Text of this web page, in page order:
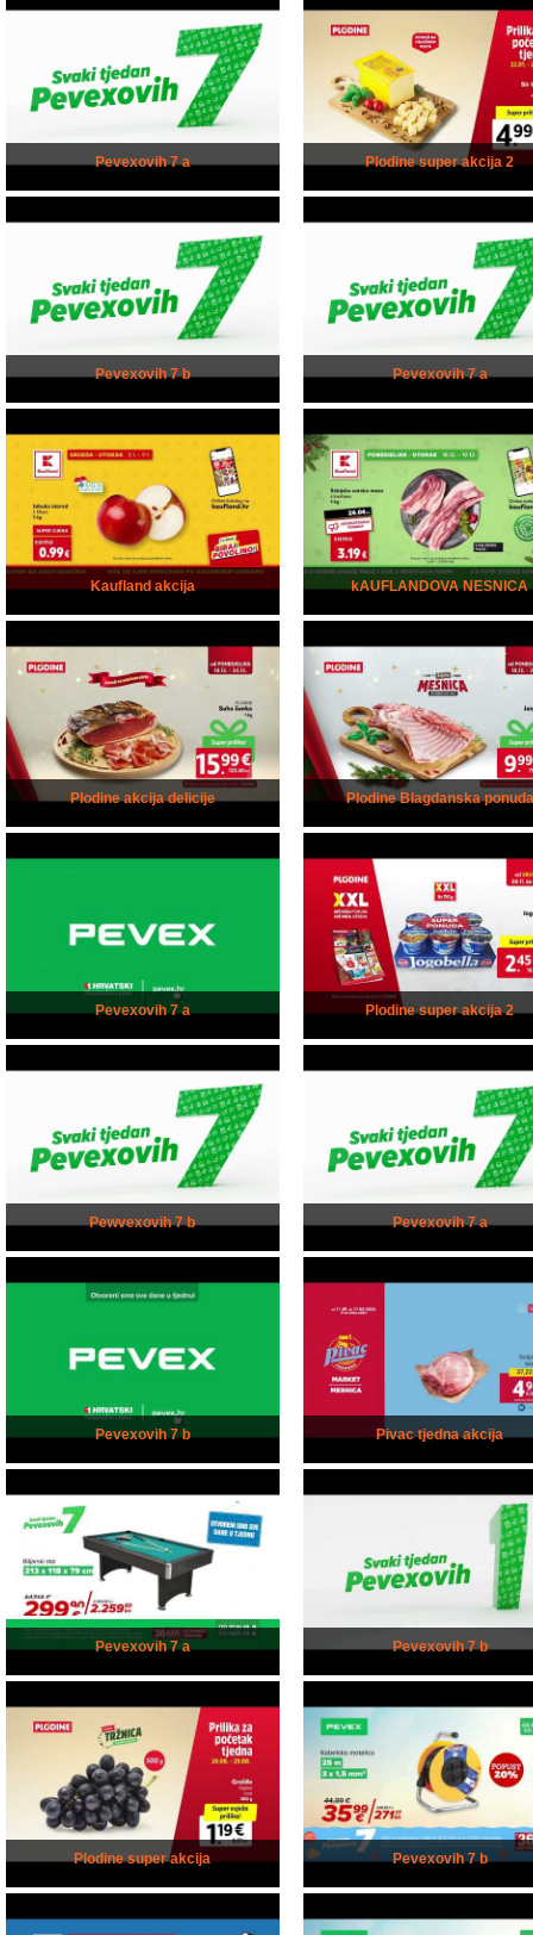
Pevexovih 7 a Plodine super akcija 2
Pevexovih 7 b Pevexovih 7 a
Kaufland akcija kAUFLANDOVA NESNICA
Plodine akcija delicije Plodine Blagdanska ponuda
Pevexovih 7 a Plodine super akcija 2
Pewvexovih 7 b Pevexovih 7 a
Pevexovih 7 b Pivac tjedna akcija
Pevexovih 7 a Pevexovih 7 b
Plodine super akcija Pevexovih 7 b